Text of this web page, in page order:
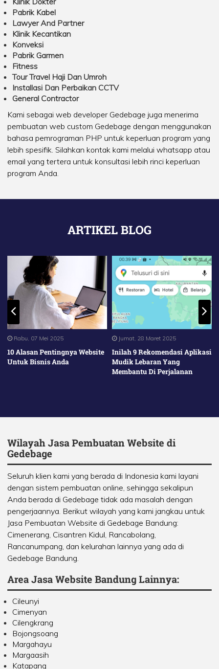
Pabrik Kabel
Lawyer And Partner
Klinik Kecantikan
Konveksi
Pabrik Garmen
Fitness
Tour Travel Haji Dan Umroh
Installasi Dan Perbaikan CCTV
General Contractor
Kami sebagai web developer Gedebage juga menerima
pembuatan web custom Gedebage dengan menggunakan
bahasa pemrograman PHP untuk keperluan program yang
lebih spesifik. Silahkan kontak kami melalui whatsapp atau
email yang tertera untuk konsultasi lebih rinci keperluan
program Anda.
ARTIKEL BLOG
Rabu, 07 Mei 2025
10 Alasan Pentingnya Website
Untuk Bisnis Anda
Jumat, 28 Maret 2025
Inilah 9 Rekomendasi Aplikasi
Mudik Lebaran Yang
Membantu Di Perjalanan
Wilayah Jasa Pembuatan Website di
Gedebage
Seluruh klien kami yang berada di Indonesia kami layani
dengan sistem pembuatan online, sehingga sekalipun
Anda berada di Gedebage tidak ada masalah dengan
pengerjaannya. Berikut wilayah yang kami jangkau untuk
Jasa Pembuatan Website di Gedebage Bandung:
Cimenerang, Cisantren Kidul, Rancabolang,
Rancanumpang, dan kelurahan lainnya yang ada di
Gedebage Bandung.
Area Jasa Website Bandung Lainnya:
Cileunyi
Cimenyan
Cilengkrang
Bojongsoang
Margahayu
Margaasih
Katapang